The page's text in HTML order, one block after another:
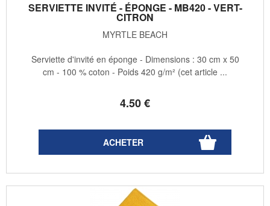
SERVIETTE INVITÉ - ÉPONGE - MB420 - VERT-
CITRON
MYRTLE BEACH
4.50€
Serviette d'invité en éponge - Dimensions : 30 cm x 50
cm - 100 % coton - Poids 420 g/m² (cet article ...